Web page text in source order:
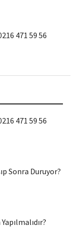
471 59 56
471 59 56
Sonra Duruyor?